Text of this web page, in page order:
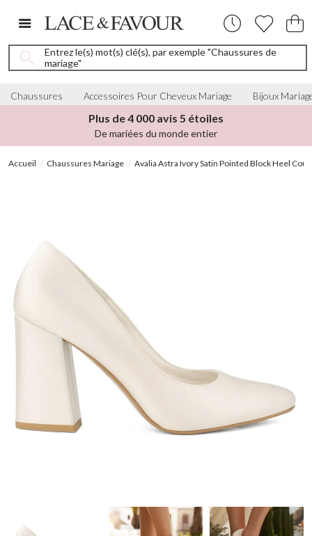
Entrez le(s) mot(s) clé(s), par exemple "Chaussures de
mariage"
Chaussures Accessoires Pour Cheveux Mariage Bijoux
Plus de 4 000 avis 5 étoiles
De mariées du monde entier
Accueil Chaussures Mariage Avalia Astra Ivory Satin Pointed Block Heel